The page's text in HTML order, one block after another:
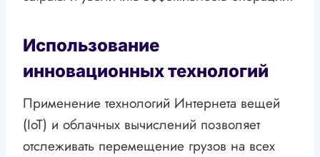
Использование
инновационных технологий
Применение технологий Интернета вещей
(IoT) и облачных вычислений позволяет
отслеживать перемещение грузов на всех